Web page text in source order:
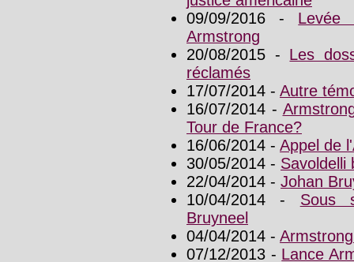
09/09/2016 - Levée
Armstrong
20/08/2015 - Les
réclamés
17/07/2014 - Autre
16/07/2014 -
Tour de France?
16/06/2014 - Appel de
30/05/2014 - Savoldelli
22/04/2014 - Johan
10/04/2014 - Sous
Bruyneel
04/04/2014 -
07/12/2013 - Lance